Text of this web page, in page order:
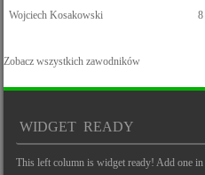
Wojciech Kosakowski 8
Zobacz wszystkich zawodników
WIDGET READY
This left column is widget ready! Add one in